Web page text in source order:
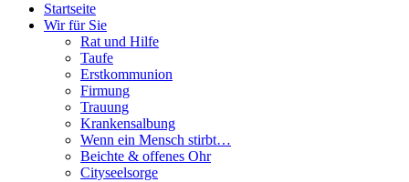
Startseite
Wir für Sie
Rat und Hilfe
Taufe
Erstkommunion
Firmung
Trauung
Krankensalbung
Wenn ein Mensch stirbt…
Beichte & offenes Ohr
Cityseelsorge